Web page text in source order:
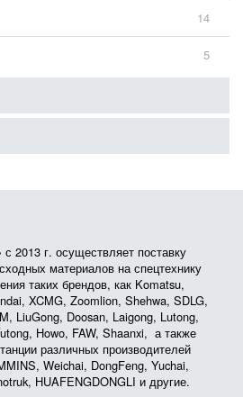
14
5
2013 г. осуществляет поставку
материалов на спецтехнику
таких брендов, как Komatsu,
XCMG, Zoomlion, Shehwa, SDLG,
LiuGong, Doosan, Laigong, Lutong,
Howo, FAW, Shaanxi, а также
различных производителей
Weichai, DongFeng, Yuchai,
HUAFENGDONGLI и другие.